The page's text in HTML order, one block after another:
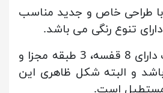
با طراحی خاص و جدید مناسب
تنوع رنگی می باشد.
شیک دارای 8 قفسه، 3 طبقه مجزا و
و البته شکل ظاهری این
است.